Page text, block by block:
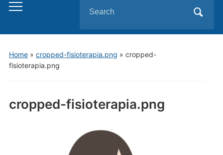
Toggle
menu
for:
Home» cropped-fisioterapia.png » cropped-
fisioterapia.png
cropped-fisioterapia.png